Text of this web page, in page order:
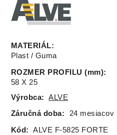
MATERIÁL:
Plast / Guma
ROZMER PROFILU (mm):
58 X 25
Výrobca:
ALVE
Záručná doba: 24 mesiacov
Kód: ALVE F-5825 FORTE